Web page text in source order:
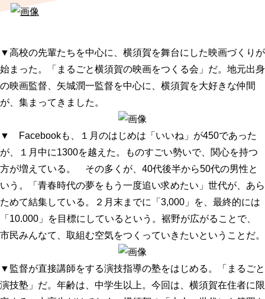
▼高校の先輩たちを中心に、横須賀を舞台にした映画づくりが
始まった。「まるごと横須賀の映画をつくる会」だ。地元出身
の映画監督、矢城潤一監督を中心に、横須賀を大好きな仲間
が、集まってきました。
▼ Facebookも、１月のはじめは「いいね」が450であった
が、１月中に1300を越えた。ものすごい勢いで、関心を持つ
方が増えている。 その多くが、40代後半から50代の男性と
いう。「青春時代の夢をもう一度追い求めたい」世代が、あら
ためて結集している。２月末までに「3,000」を、最終的には
「10.000」を目標にしているという。裾野が広がることで、
市民みんなて、取組む空気をつくっていきたいということだ。
▼監督が直接講師をする演技指導の塾をはじめる。「まるごと
演技塾」だ。年齢は、中学生以上。今回は、横須賀在住者に限